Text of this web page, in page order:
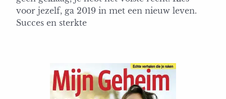
voor jezelf, ga 2019 in met een nieuw leven.
Succes en sterkte